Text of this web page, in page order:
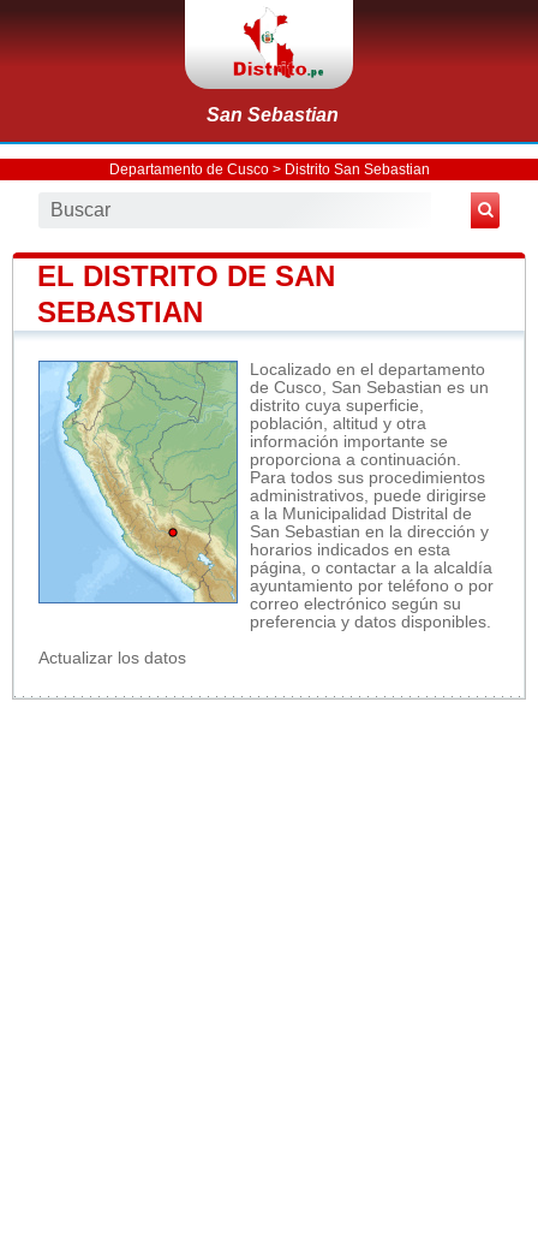
San Sebastian
Departamento de Cusco> Distrito San Sebastian
EL DISTRITO DE SAN
SEBASTIAN
Localizado en el departamento
de Cusco, San Sebastian es un
distrito cuya superficie,
población, altitud y otra
información importante se
proporciona a continuación.
Para todos sus procedimientos
administrativos, puede dirigirse
a la Municipalidad Distrital de
San Sebastian en la dirección y
horarios indicados en esta
página, o contactar a la alcaldía
ayuntamiento por teléfono o por
correo electrónico según su
preferencia y datos disponibles.
Actualizar los datos